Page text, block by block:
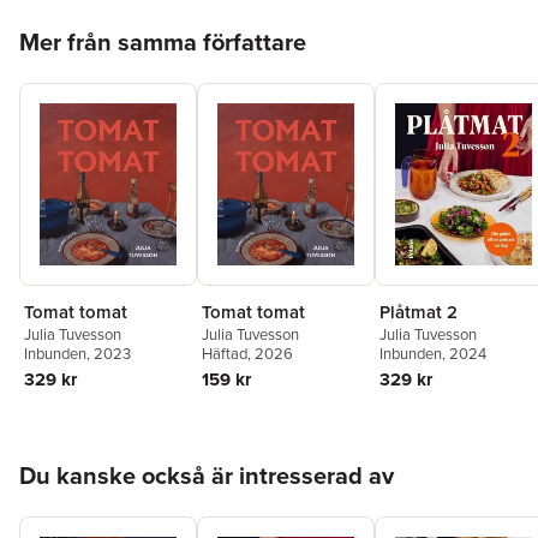
Mer från samma författare
Tomat tomat
Julia Tuvesson
Inbunden, 2023
329 kr
Tomat tomat
Julia Tuvesson
Häftad, 2026
159 kr
Plåtmat 2
Julia Tuvesson
Inbunden, 2024
329 kr
Du kanske också är intresserad av